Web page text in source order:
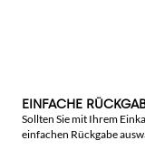
EINFACHE
Sollten Sie mit Ihrem
einfachen Rückgabe